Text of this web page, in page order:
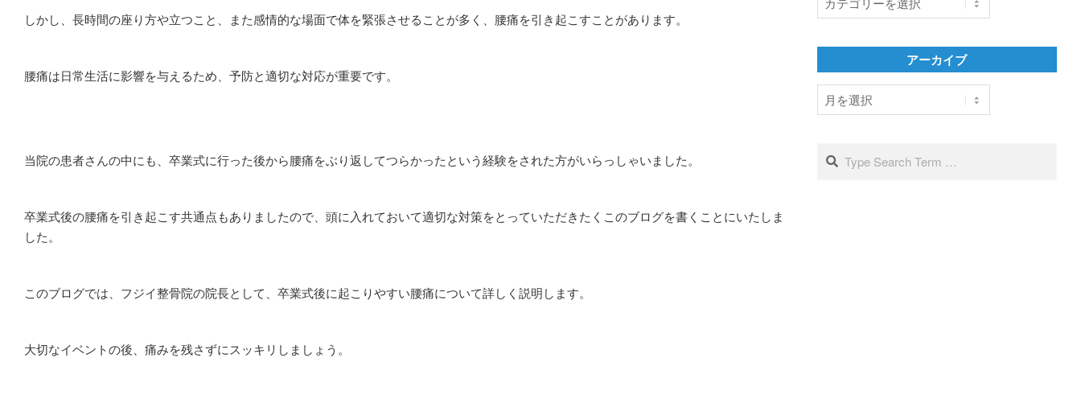
しかし、長時間の座り方や立つこと、また感情的な場面で体を緊張させることが多く、腰痛を引き起こすことがあります。
腰痛は日常生活に影響を与えるため、予防と適切な対応が重要です。
当院の患者さんの中にも、卒業式に行った後から腰痛をぶり返してつらかったという経験をされた方がいらっしゃいました。
卒業式後の腰痛を引き起こす共通点もありましたので、頭に入れておいて適切な対策をとっていただきたくこのブログを書くことにいたしま
した。
このブログでは、フジイ整骨院の院長として、卒業式後に起こりやすい腰痛について詳しく説明します。
大切なイベントの後、痛みを残さずにスッキリしましょう。
テ
リ
アーカイブ
ア
ー
ブSearch